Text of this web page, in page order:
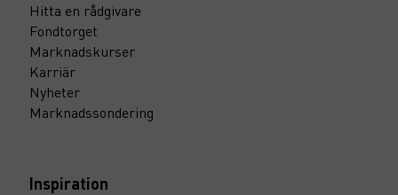
Hitta en rådgivare
Fondtorget
Marknadskurser
Karriär
Nyheter
Marknadssondering
Inspiration